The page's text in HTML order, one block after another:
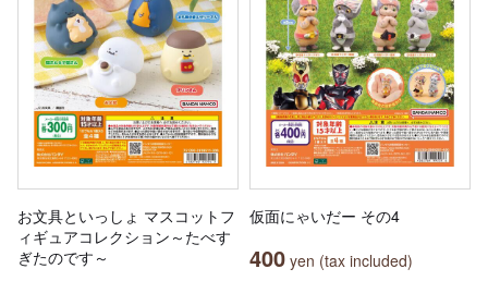
お文具といっしょ マスコットフ
ィギュアコレクション～たべす
ぎたのです～
仮面にゃいだー その4
400 yen (tax included)